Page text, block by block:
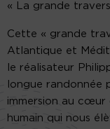
« La grande
Cette « grande
Atlantique et
le réalisateur
longue randonnée
immersion au cœur
humain qui nous